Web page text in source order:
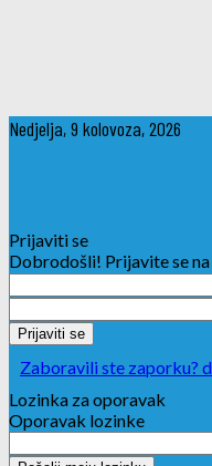
Nedjelja, 9 kolovoza, 2026
Prijaviti se
Dobrodošli! Prijavite se na
Zaboravili ste zaporku?
Lozinka za oporavak
Oporavak lozinke